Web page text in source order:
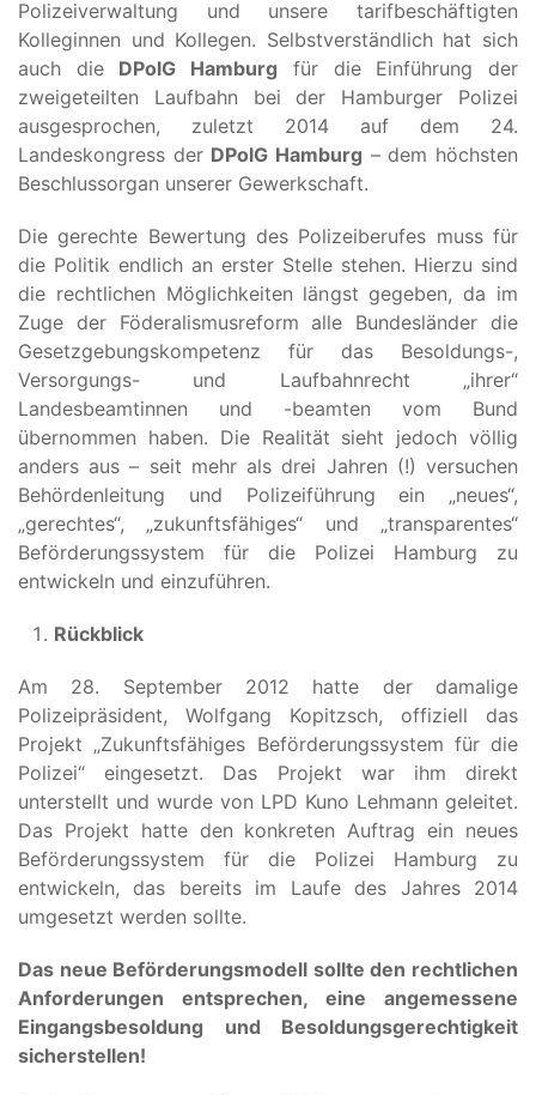
Polizeiverwaltung und unsere tarifbeschäftigten
Kolleginnen und Kollegen. Selbstverständlich hat sich
auch die DPolG Hamburg für die Einführung der
zweigeteilten Laufbahn bei der Hamburger Polizei
ausgesprochen, zuletzt 2014 auf dem 24.
Landeskongress der DPolG Hamburg – dem höchsten
Beschlussorgan unserer Gewerkschaft.
Die gerechte Bewertung des Polizeiberufes muss für
die Politik endlich an erster Stelle stehen. Hierzu sind
die rechtlichen Möglichkeiten längst gegeben, da im
Zuge der Föderalismusreform alle Bundesländer die
Gesetzgebungskompetenz für das Besoldungs-,
Versorgungs- und Laufbahnrecht „ihrer“
Landesbeamtinnen und -beamten vom Bund
übernommen haben. Die Realität sieht jedoch völlig
anders aus – seit mehr als drei Jahren (!) versuchen
Behördenleitung und Polizeiführung ein „neues“,
„gerechtes“, „zukunftsfähiges“ und „transparentes“
Beförderungssystem für die Polizei Hamburg zu
entwickeln und einzuführen.
Rückblick
Am 28. September 2012 hatte der damalige
Polizeipräsident, Wolfgang Kopitzsch, offiziell das
Projekt „Zukunftsfähiges Beförderungssystem für die
Polizei“ eingesetzt. Das Projekt war ihm direkt
unterstellt und wurde von LPD Kuno Lehmann geleitet.
Das Projekt hatte den konkreten Auftrag ein neues
Beförderungssystem für die Polizei Hamburg zu
entwickeln, das bereits im Laufe des Jahres 2014
umgesetzt werden sollte.
Das neue Beförderungsmodell sollte den rechtlichen
Anforderungen entsprechen, eine angemessene
Eingangsbesoldung und Besoldungsgerechtigkeit
sicherstellen!